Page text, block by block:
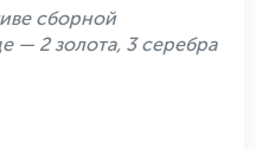
сборной
— 2 золота, 3 серебра